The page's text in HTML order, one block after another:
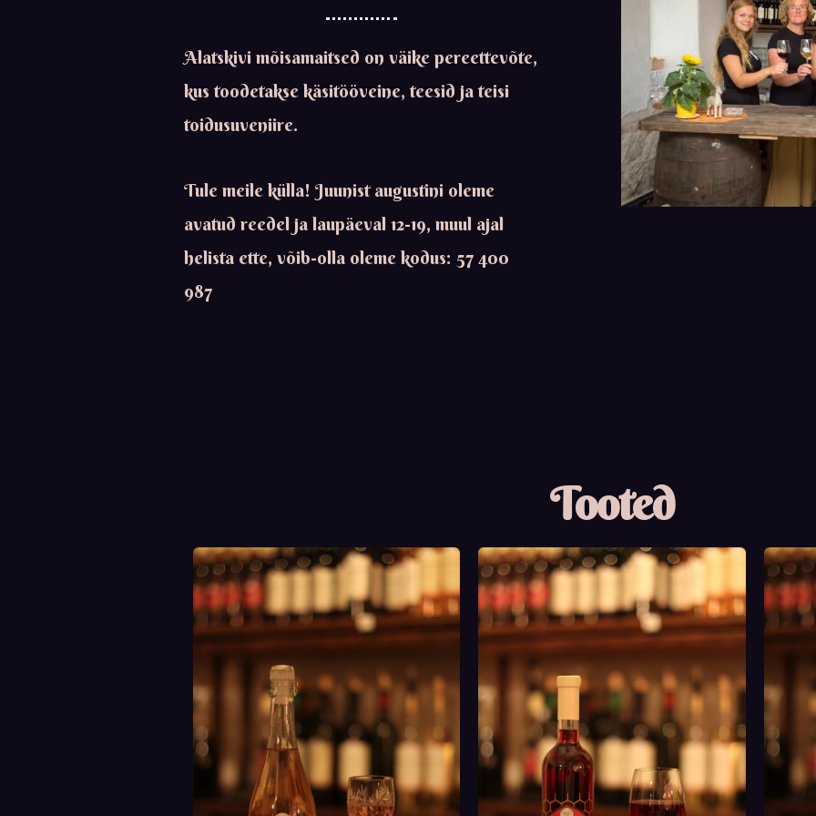
Alatskivi mõisamaitsed on väike pereettevõte,
kus toodetakse käsitööveine, teesid ja teisi
toidusuveniire.
Tule meile külla! Juunist augustini oleme
avatud reedel ja laupäeval 12-19, muul ajal
helista ette, võib-olla oleme kodus: 57 400
987
Tooted